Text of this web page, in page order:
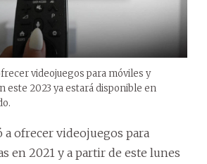
videojuegos para móviles y
este 2023 ya estará disponible en
ofrecer videojuegos para
en 2021 y a partir de este lunes